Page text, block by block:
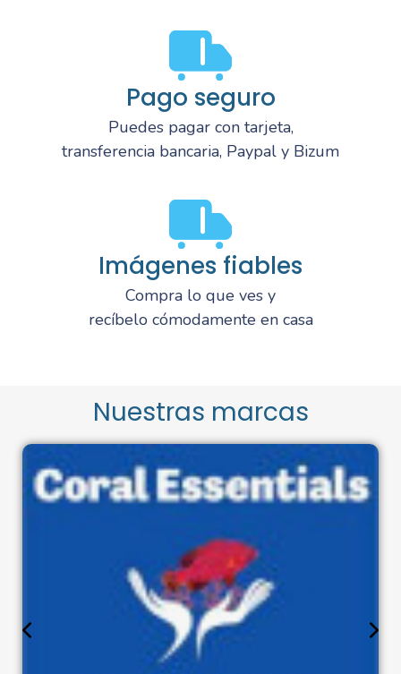
Pago seguro
Puedes pagar con tarjeta,
transferencia bancaria, Paypal y Bizum
Imágenes fiables
Compra lo que ves y
recíbelo cómodamente en casa
Nuestras marcas